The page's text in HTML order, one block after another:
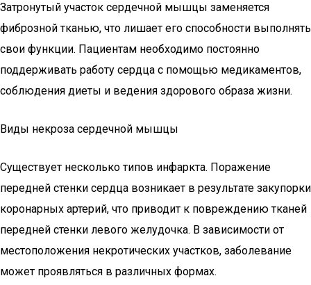
Затронутый участок сердечной мышцы заменяется
фиброзной тканью, что лишает его способности выполнять
свои функции. Пациентам необходимо постоянно
поддерживать работу сердца с помощью медикаментов,
соблюдения диеты и ведения здорового образа жизни.
Виды некроза сердечной мышцы
Существует несколько типов инфаркта. Поражение
передней стенки сердца возникает в результате закупорки
коронарных артерий, что приводит к повреждению тканей
передней стенки левого желудочка. В зависимости от
местоположения некротических участков, заболевание
может проявляться в различных формах.